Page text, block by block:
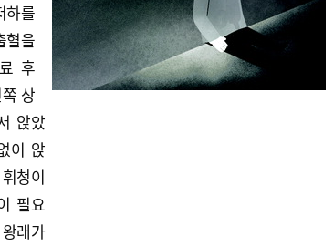
하를
혈을
후
상
앉았
이 앉
청이
필요
래가